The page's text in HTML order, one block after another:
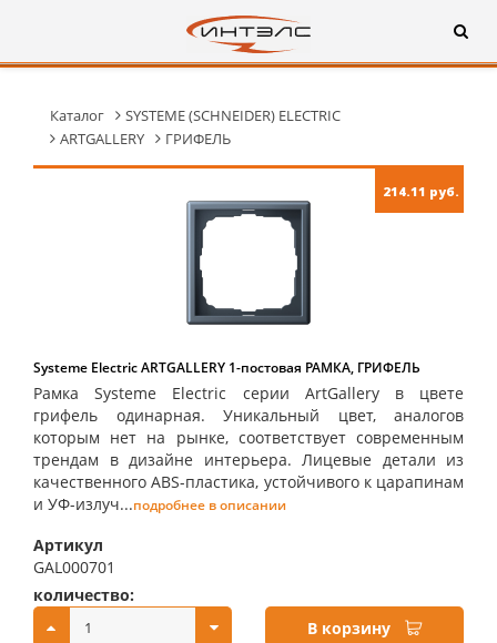
Каталог
SYSTEME (SCHNEIDER) ELECTRIC
ARTGALLERY
ГРИФЕЛЬ
214.11 руб.
Systeme Electric ARTGALLERY 1-постовая РАМКА, ГРИФЕЛЬ
Рамка Systeme Electric серии ArtGallery в цвете
грифель одинарная. Уникальный цвет, аналогов
которым нет на рынке, соответствует современным
трендам в дизайне интерьера. Лицевые детали из
качественного ABS-пластика, устойчивого к царапинам
и УФ-излуч...подробнее в описании
Артикул
GAL000701
количество:
В корзину